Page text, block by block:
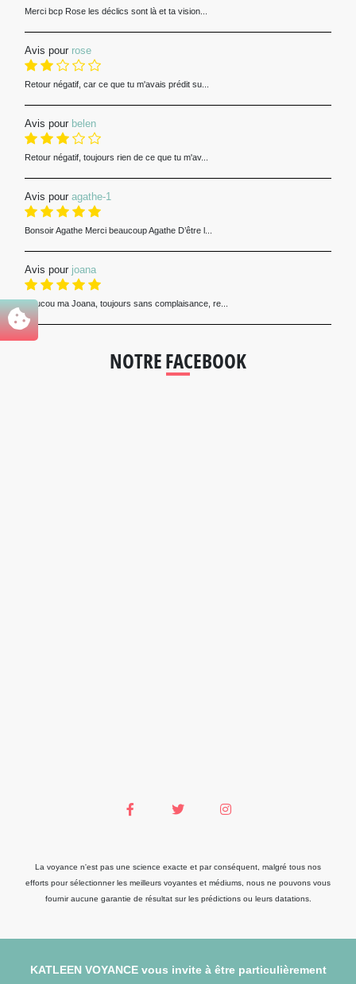
Merci bcp Rose les déclics sont là et ta vision...
Avis pour rose
Retour négatif, car ce que tu m'avais prédit su...
Avis pour belen
Retour négatif, toujours rien de ce que tu m'av...
Avis pour agathe-1
Bonsoir Agathe Merci beaucoup Agathe D’être l...
Avis pour joana
Coucou ma Joana, toujours sans complaisance, re...
NOTRE FACEBOOK
La voyance n'est pas une science exacte et par conséquent, malgré tous nos
efforts pour sélectionner les meilleurs voyantes et médiums, nous ne pouvons vous
fournir aucune garantie de résultat sur les prédictions ou leurs datations.
KATLEEN VOYANCE vous invite à être particulièrement